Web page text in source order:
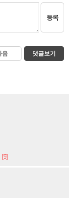
등록
음 댓글보기
[9]